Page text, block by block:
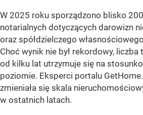
W 2025 roku sporządzono blisko
notarialnych dotyczących darowizn
oraz spółdzielczego
Choć wynik nie był rekordowy,
od kilku lat utrzymuje się na
poziomie. Eksperci portalu
zmieniała się skala
w ostatnich latach.